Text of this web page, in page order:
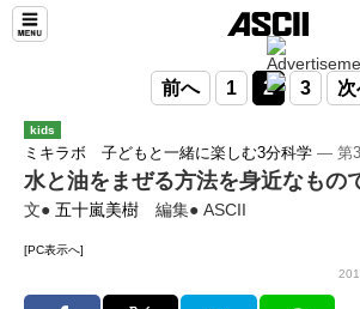
前へ 1 2 3
kids
ミキラボ 子どもと一緒に楽しむ3分科学 ― 第
水と油をまぜる方法を身近なもの
文● 五十嵐美樹 編集● ASCII
[PC表示へ]